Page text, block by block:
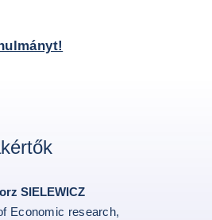
SIELEWICZ
Economic research,